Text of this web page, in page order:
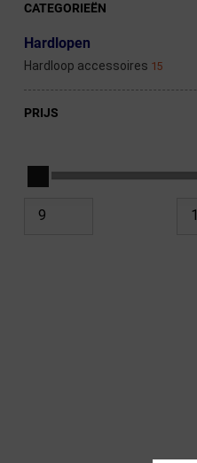
CATEGORIEËN
Hardlopen
Hardloop accessoires 15
PRIJS